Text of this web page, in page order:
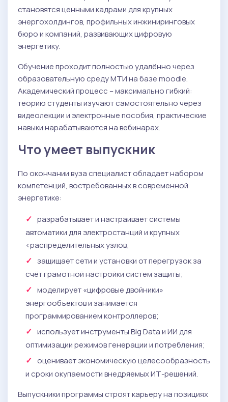
становятся ценными кадрами для крупных
энергохолдингов, профильных инжиниринговых
бюро и компаний, развивающих цифровую
энергетику.
Обучение проходит полностью удалённо через
образовательную среду МТИ на базе moodle.
Академический процесс – максимально гибкий:
теорию студенты изучают самостоятельно через
видеолекции и электронные пособия, практические
навыки нарабатываются на вебинарах.
Что умеет выпускник
По окончании вуза специалист обладает набором
компетенций, востребованных в современной
энергетике:
разрабатывает и настраивает системы
автоматики для электростанций и крупных
<распределительных узлов;
защищает сети и установки от перегрузок за
счёт грамотной настройки систем защиты;
моделирует «цифровые двойники»
энергообъектов и занимается
программированием контроллеров;
использует инструменты Big Data и ИИ для
оптимизации режимов генерации и потребления;
оценивает экономическую целесообразность
и сроки окупаемости внедряемых ИТ-решений.
Выпускники программы строят карьеру на позициях